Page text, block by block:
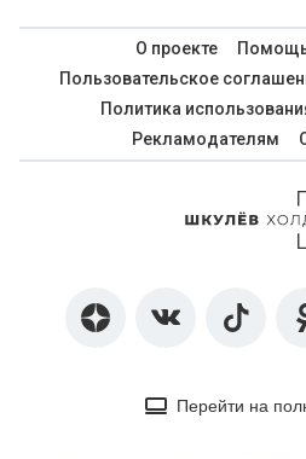
О проекте
Пользовательское
Политика
Рекламодателям
Перейти на